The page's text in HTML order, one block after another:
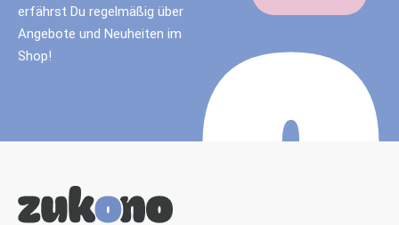
erfährst Du regelmäßig über
Angebote und Neuheiten im
Shop!